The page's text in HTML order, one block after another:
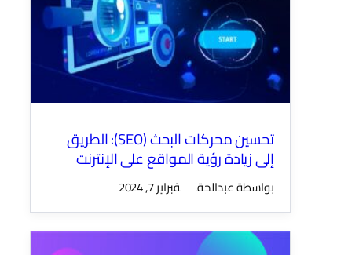
تحسين محركات البحث (SEO): الطريق
إلى زيادة رؤية المواقع على الإنترنت
بواسطة عبدالحق فبراير 7, 2024